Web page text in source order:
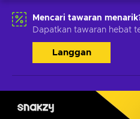
Mencari tawaran
Dapatkan tawaran hebat
Langgan